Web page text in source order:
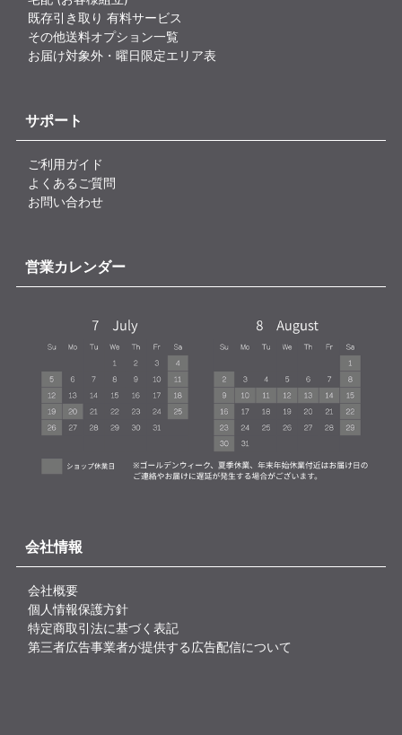
既存引き取り 有料サービス
その他送料オプション一覧
お届け対象外・曜日限定エリア表
サポート
ご利用ガイド
よくあるご質問
お問い合わせ
営業カレンダー
会社情報
会社概要
個人情報保護方針
特定商取引法に基づく表記
第三者広告事業者が提供する広告配信について